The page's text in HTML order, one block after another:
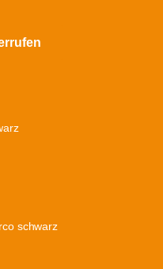
schwarz